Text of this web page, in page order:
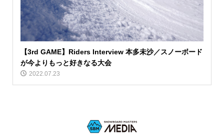
【3rd GAME】Riders Interview 本多未沙／スノーボード
が今よりもっと好きなる大会
2022.07.23